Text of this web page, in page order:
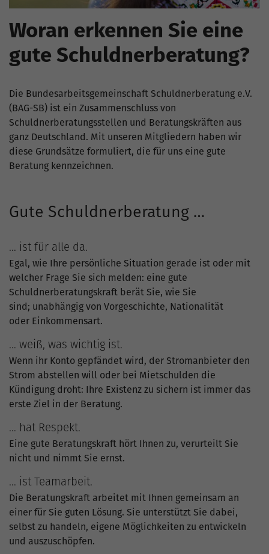
Woran erkennen Sie eine
gute Schuldnerberatung?
Die Bundesarbeitsgemeinschaft Schuldnerberatung e.V.
(BAG-SB) ist ein Zusammenschluss von
Schuldnerberatungsstellen und Beratungskräften aus
ganz Deutschland. Mit unseren Mitgliedern haben wir
diese Grundsätze formuliert, die für uns eine gute
Beratung kennzeichnen.
Gute Schuldnerberatung …
… ist für alle da.
Egal, wie Ihre persönliche Situation gerade ist oder mit
welcher Frage Sie sich melden: eine gute
Schuldnerberatungskraft berät Sie, wie Sie
sind; unabhängig von Vorgeschichte, Nationalität
oder Einkommensart.
… weiß, was wichtig ist.
Wenn ihr Konto gepfändet wird, der Stromanbieter den
Strom abstellen will oder bei Mietschulden die
Kündigung droht: Ihre Existenz zu sichern ist immer das
erste Ziel in der Beratung.
… hat Respekt.
Eine gute Beratungskraft hört Ihnen zu, verurteilt Sie
nicht und nimmt Sie ernst.
… ist Teamarbeit.
Die Beratungskraft arbeitet mit Ihnen gemeinsam an
einer für Sie guten Lösung. Sie unterstützt Sie dabei,
selbst zu handeln, eigene Möglichkeiten zu entwickeln
und auszuschöpfen.